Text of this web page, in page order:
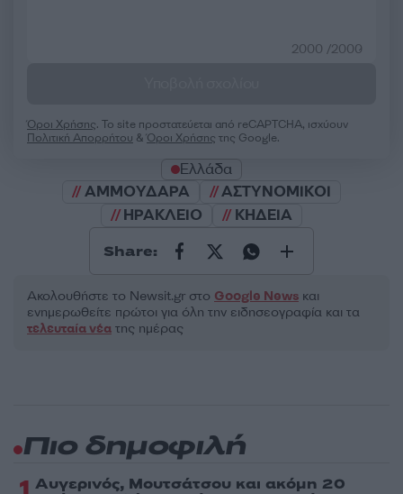
2000 /2000
Όροι Χρήσης. Το site προστατεύεται από reCAPTCHA, ισχύουν
Πολιτική Απορρήτου &Όροι Χρήσης της Google.
Ελλάδα
ΑΜΜΟΥΔΑΡΑ
ΑΣΤΥΝΟΜΙΚΟΙ
ΗΡΑΚΛΕΙΟ
ΚΗΔΕΙΑ
Share:
Ακολουθήστε το Νewsit.gr στο Google News και
ενημερωθείτε πρώτοι για όλη την ειδησεογραφία και τα
τελευταία νέα της ημέρας
Πιο δημοφιλή
Αυγερινός, Μουτσάτσου και ακόμη 20